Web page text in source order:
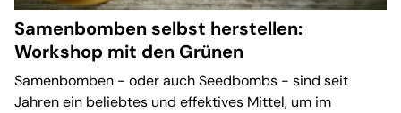
Samenbomben selbst herstellen:
Workshop mit den Grünen
Samenbomben - oder auch Seedbombs - sind seit
Jahren ein beliebtes und effektives Mittel, um im